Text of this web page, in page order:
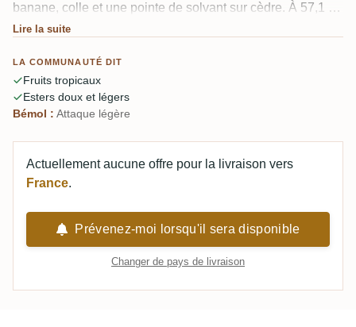
banane, colle et une pointe de solvant sur cèdre. À 57,1 %,
le côté ester reste plus doux qu'un Hampden, et un
peut-être un peu léger. Une entrée amicale dans le funk de
Clarendon.
Lire la suite
LA COMMUNAUTÉ DIT
Fruits tropicaux
Esters doux et légers
Bémol : Attaque légère
Actuellement aucune offre pour la livraison vers
France.
Prévenez-moi lorsqu'il sera disponible
Changer de pays de livraison